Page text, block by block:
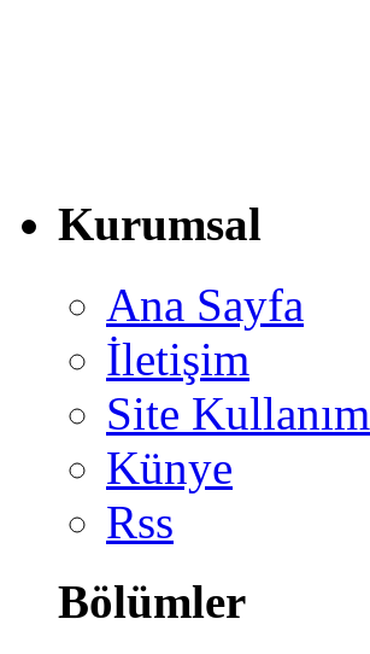
Kurumsal
Ana Sayfa
İletişim
Site
Künye
Rss
Bölümler